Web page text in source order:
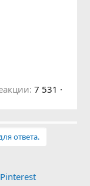
7 531
ответа.
Pinterest